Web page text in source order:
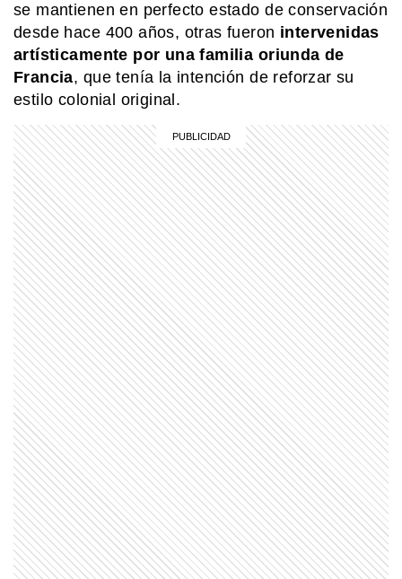
se mantienen en perfecto estado de conservación
desde hace 400 años, otras fueron intervenidas
artísticamente por una familia oriunda de
Francia, que tenía la intención de reforzar su
estilo colonial original.
EL MUNDO
Barbican Estate: el complejo de
Londres que parece una ciudad
dentro de la ciudad
Crianza 2.0: la literatura infantil y
cómo fomentarla en las casas y
escuelas
COMUNIDAD EDUCATIVA
Crianza 2.0: qué son las vacunas y
por qué son importantes desde la
primera infancia
SABER MAS
¿Por qué los perros dan vueltas antes
de dormir?
PERSONAS
Luis Monti: el futbolista que vistió la
camiseta de Argentina e Italia y pasó
a la historia como el único jugador en
disputar dos finales de Copa del
Mundo
COMUNIDAD EDUCATIVA
Crianza 2.0: la literatura infantil y
cómo fomentarla en las casas y
escuelas